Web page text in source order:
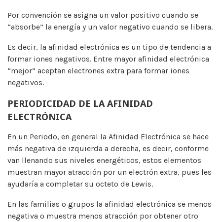
Por convención se asigna un valor positivo cuando se
“absorbe” la energía y un valor negativo cuando se libera.
Es decir, la afinidad electrónica es un tipo de tendencia a
formar iones negativos. Entre mayor afinidad electrónica
“mejor” aceptan electrones extra para formar iones
negativos.
PERIODICIDAD DE LA AFINIDAD
ELECTRÓNICA
En un Periodo, en general la Afinidad Electrónica se hace
más negativa de izquierda a derecha, es decir, conforme
van llenando sus niveles energéticos, estos elementos
muestran mayor atracción por un electrón extra, pues les
ayudaría a completar su octeto de Lewis.
En las familias o grupos la afinidad electrónica se menos
negativa o muestra menos atracción por obtener otro